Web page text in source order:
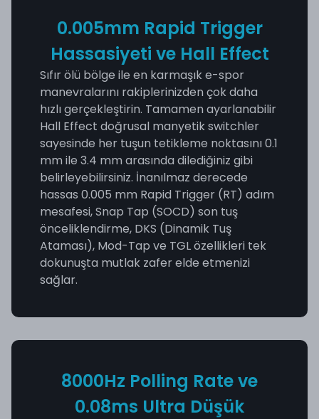
0.005mm Rapid Trigger
Hassasiyeti ve Hall Effect
Sıfır ölü bölge ile en karmaşık e-spor
manevralarını rakiplerinizden çok daha
hızlı gerçekleştirin. Tamamen ayarlanabilir
Hall Effect doğrusal manyetik switchler
sayesinde her tuşun tetikleme noktasını 0.1
mm ile 3.4 mm arasında dilediğiniz gibi
belirleyebilirsiniz. İnanılmaz derecede
hassas 0.005 mm Rapid Trigger (RT) adım
mesafesi, Snap Tap (SOCD) son tuş
önceliklendirme, DKS (Dinamik Tuş
Ataması), Mod-Tap ve TGL özellikleri tek
dokunuşta mutlak zafer elde etmenizi
sağlar.
8000Hz Polling Rate ve
0.08ms Ultra Düşük